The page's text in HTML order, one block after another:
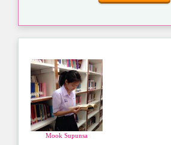
Mook Supunsa